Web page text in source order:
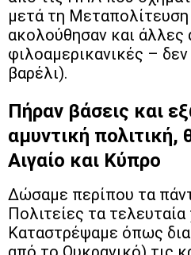
μετά τη
ακολούθησαν και άλλες
φιλοαμερικανικές –
βαρέλι).
Πήραν βάσεις και
αμυντική πολιτική,
Αιγαίο και Κύπρο
Δώσαμε περίπου τα
Πολιτείες τα τελευταία
Καταστρέψαμε όπως